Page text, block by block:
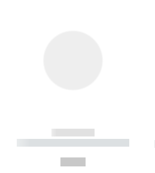
------------
----------- ----------- --------